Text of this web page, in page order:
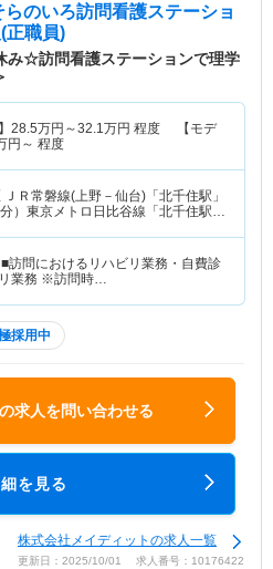
のいろ訪問看護ステーショ
正職員)
み☆訪問看護ステーションで理学
28.5万円～32.1万円 程度 【モデ
円～ 程度
ＪＲ常磐線(上野－仙台)「北千住駅」
分）東京メトロ日比谷線「北千住駅」
■訪問におけるリハビリ業務・自費診
療でのリハビリ業務 ※訪問時…
採用中
求人を問い合わせる
を見る
株式会社メイディットの求人一覧
更新日：2025/10/01 求人番号：10176422